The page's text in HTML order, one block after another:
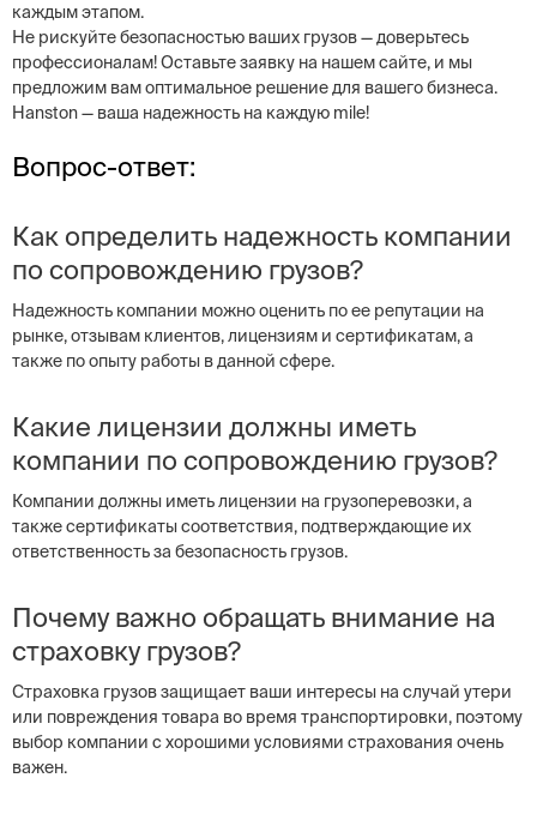
каждым этапом.
Не рискуйте безопасностью ваших грузов — доверьтесь
профессионалам! Оставьте заявку на нашем сайте, и мы
предложим вам оптимальное решение для вашего бизнеса.
Hanston — ваша надежность на каждую mile!
Вопрос-ответ:
Как определить надежность компании
по сопровождению грузов?
Надежность компании можно оценить по ее репутации на
рынке, отзывам клиентов, лицензиям и сертификатам, а
также по опыту работы в данной сфере.
Какие лицензии должны иметь
компании по сопровождению грузов?
Компании должны иметь лицензии на грузоперевозки, а
также сертификаты соответствия, подтверждающие их
ответственность за безопасность грузов.
Почему важно обращать внимание на
страховку грузов?
Страховка грузов защищает ваши интересы на случай утери
или повреждения товара во время транспортировки, поэтому
выбор компании с хорошими условиями страхования очень
важен.